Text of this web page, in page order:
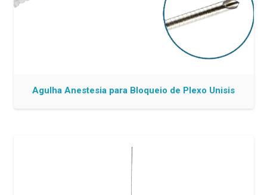
Agulha Anestesia para Bloqueio de Plexo Unisis